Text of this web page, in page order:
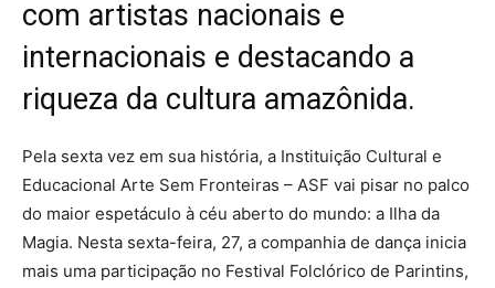
com artistas nacionais e
internacionais e destacando a
riqueza da cultura amazônida.
Pela sexta vez em sua história, a Instituição Cultural e
Educacional Arte Sem Fronteiras – ASF vai pisar no palco
do maior espetáculo à céu aberto do mundo: a Ilha da
Magia. Nesta sexta-feira, 27, a companhia de dança inicia
mais uma participação no Festival Folclórico de Parintins,